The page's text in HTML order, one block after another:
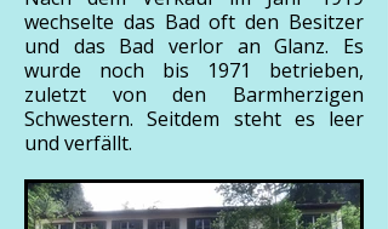
wechselte das Bad oft den Besitzer
und das Bad verlor an Glanz. Es
wurde noch bis 1971 betrieben,
zuletzt von den Barmherzigen
Schwestern. Seitdem steht es leer
und verfällt.